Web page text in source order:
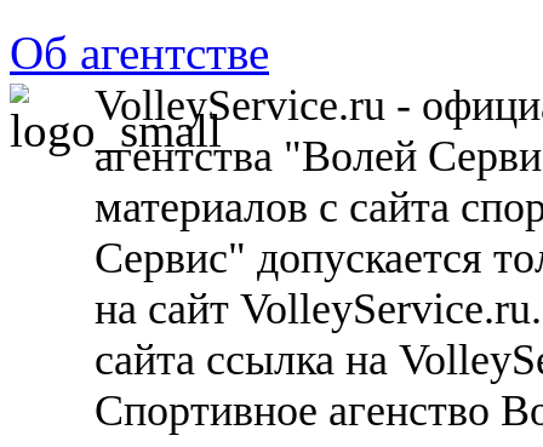
Об агентстве
VolleyService.ru -
агентства "Волей
материалов с сайта
Сервис" допускается
на сайт
сайта ссылка на
Спортивное агенство